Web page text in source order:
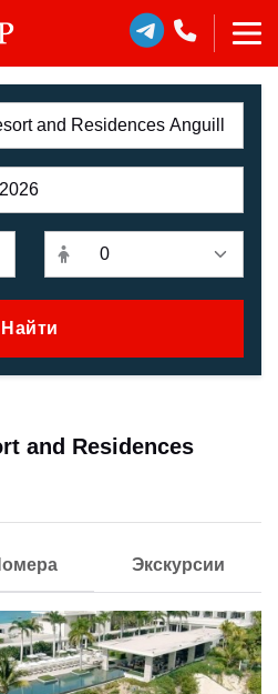
Найти
and Residences
Экскурсии